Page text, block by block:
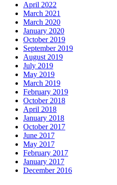
April 2022
March 2021
March 2020
January 2020
October 2019
September 2019
August 2019
July 2019
May 2019
March 2019
February 2019
October 2018
April 2018
January 2018
October 2017
June 2017
May 2017
February 2017
January 2017
December 2016